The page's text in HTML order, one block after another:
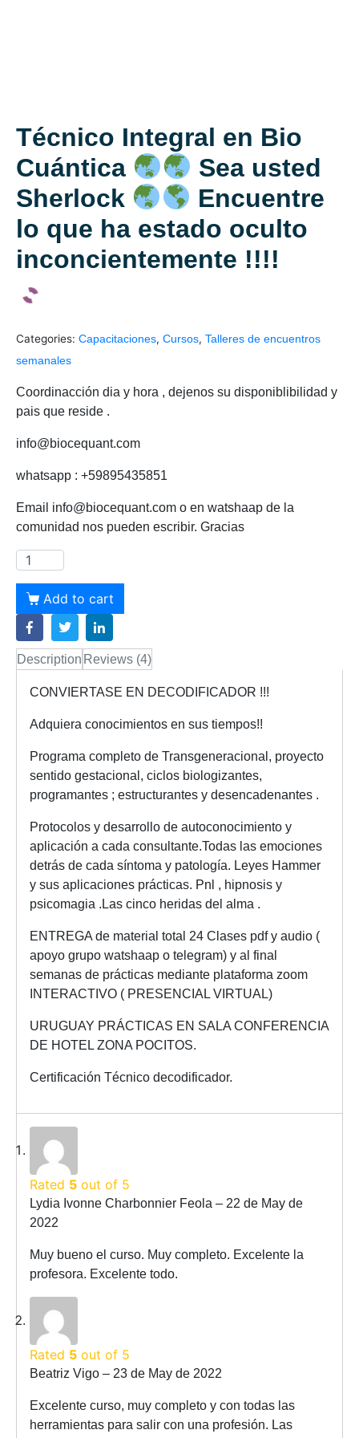
Técnico Integral en Bio
Cuántica
Sea usted
Sherlock
Encuentre
lo que ha estado oculto
inconcientemente !!!!
Categories: Capacitaciones, Cursos, Talleres de encuentros
semanales
Coordinacción dia y hora , dejenos su disponiblibilidad y
pais que reside .
info@biocequant.com
whatsapp : +59895435851
Email info@biocequant.com o en watshaap de la
comunidad nos pueden escribir. Gracias
Add to cart
Description Reviews (4)
CONVIERTASE EN DECODIFICADOR !!!
Adquiera conocimientos en sus tiempos!!
Programa completo de Transgeneracional, proyecto
sentido gestacional, ciclos biologizantes,
programantes ; estructurantes y desencadenantes .
Protocolos y desarrollo de autoconocimiento y
aplicación a cada consultante.Todas las emociones
detrás de cada síntoma y patología. Leyes Hammer
y sus aplicaciones prácticas. Pnl , hipnosis y
psicomagia .Las cinco heridas del alma .
ENTREGA de material total 24 Clases pdf y audio (
apoyo grupo watshaap o telegram) y al final
semanas de prácticas mediante plataforma zoom
INTERACTIVO ( PRESENCIAL VIRTUAL)
URUGUAY PRÁCTICAS EN SALA CONFERENCIA
DE HOTEL ZONA POCITOS.
Certificación Técnico decodificador.
Rated 5 out of 5
Lydia Ivonne Charbonnier Feola – 22 de May de
2022
Muy bueno el curso. Muy completo. Excelente la
profesora. Excelente todo.
Rated 5 out of 5
Beatriz Vigo – 23 de May de 2022
Excelente curso, muy completo y con todas las
herramientas para salir con una profesión. Las